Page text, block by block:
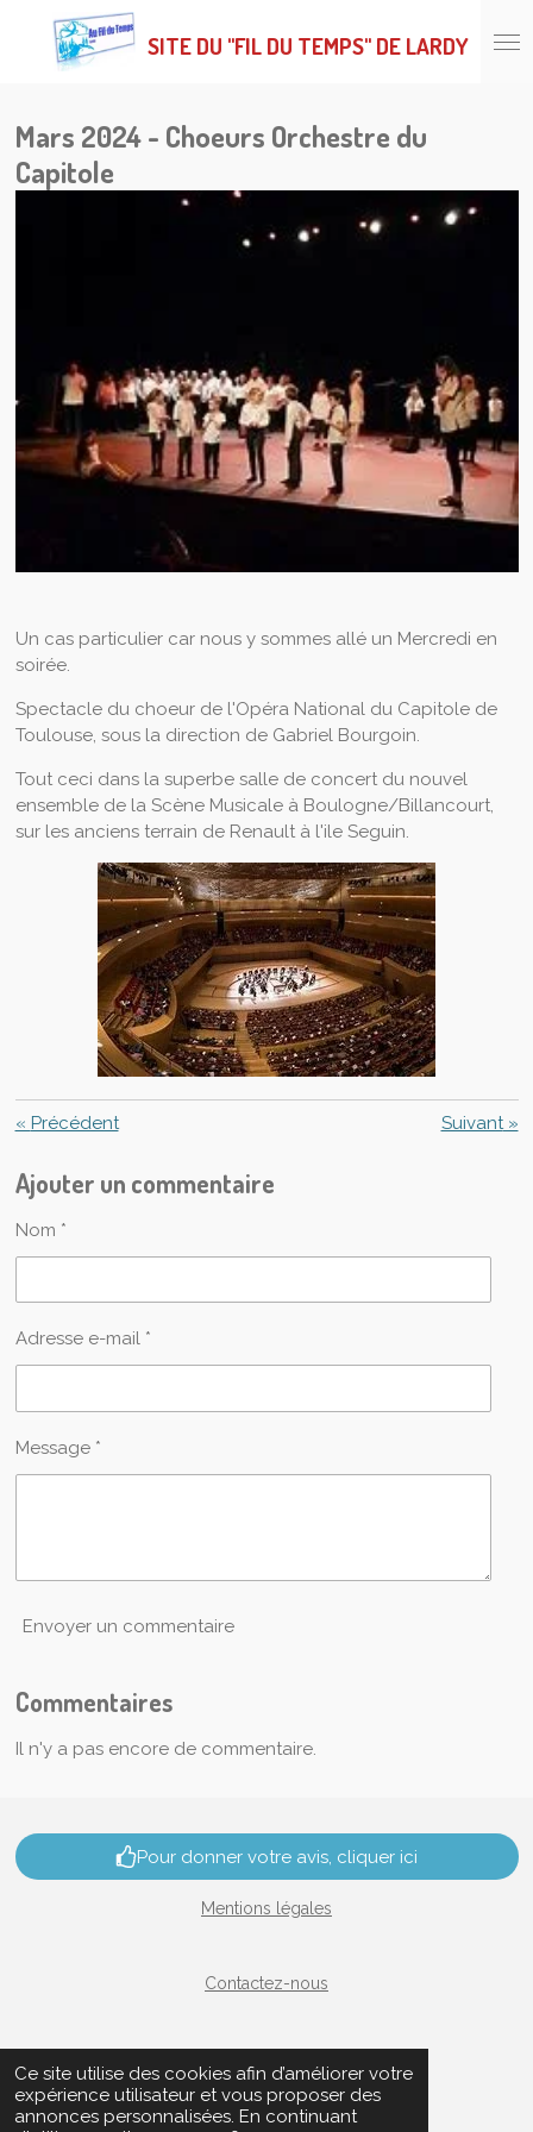
Ce site utilise des cookies afin d’améliorer votre
expérience utilisateur et vous proposer des
annonces personnalisées. En continuant
Passer
contenu
SITE DU "FIL DU TEMPS" DE LARDY
Mars 2024 - Choeurs Orchestre du
Capitole
Un cas particulier car nous y sommes allé un Mercredi en
soirée.
Spectacle du choeur de l'Opéra National du Capitole de
Toulouse, sous la direction de Gabriel Bourgoin.
Tout ceci dans la superbe salle de concert du nouvel
ensemble de la Scène Musicale à Boulogne/Billancourt,
sur les anciens terrain de Renault à l'ile Seguin.
« Précédent Suivant»
Ajouter un commentaire
Nom *
Adresse e-mail *
Message *
Envoyer un commentaire
Commentaires
Il n'y a pas encore de commentaire.
Pour donner votre avis, cliquer ici
Mentions légales
Contactez-nous